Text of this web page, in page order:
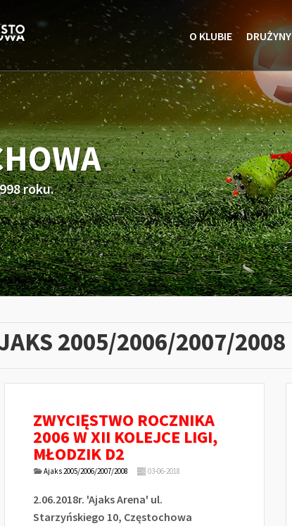
O KLUBIE DRUŻYNY
roku.
2005/2006/2007/2008
ZWYCIĘSTWO ROCZNIKA
2006 W XII KOLEJCE LIGI,
MŁODZIK D2
Ajaks 2005/2006/2007/2008 03-06-2018
2.06.2018r. 'Ajaks Arena' ul.
Starzyńskiego 10, Częstochowa